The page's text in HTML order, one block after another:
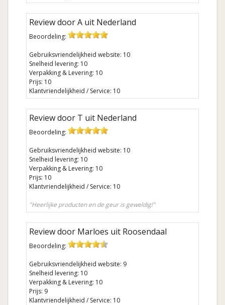
Review door A uit Nederland
Beoordeling:
Gebruiksvriendelijkheid website: 10
Snelheid levering: 10
Verpakking & Levering: 10
Prijs: 10
Klantvriendelijkheid / Service: 10
Review door T uit Nederland
Beoordeling:
Gebruiksvriendelijkheid website: 10
Snelheid levering: 10
Verpakking & Levering: 10
Prijs: 10
Klantvriendelijkheid / Service: 10
"Heerlijke producten en de geur is geweldig!"
Review door Marloes uit Roosendaal
Beoordeling:
Gebruiksvriendelijkheid website: 9
Snelheid levering: 10
Verpakking & Levering: 10
Prijs: 9
Klantvriendelijkheid / Service: 10